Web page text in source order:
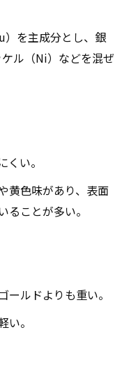
）を主成分とし、銀
ケル（Ni）などを混ぜ
い。
黄色味があり、表面
ることが多い。
ールドよりも重い。
。